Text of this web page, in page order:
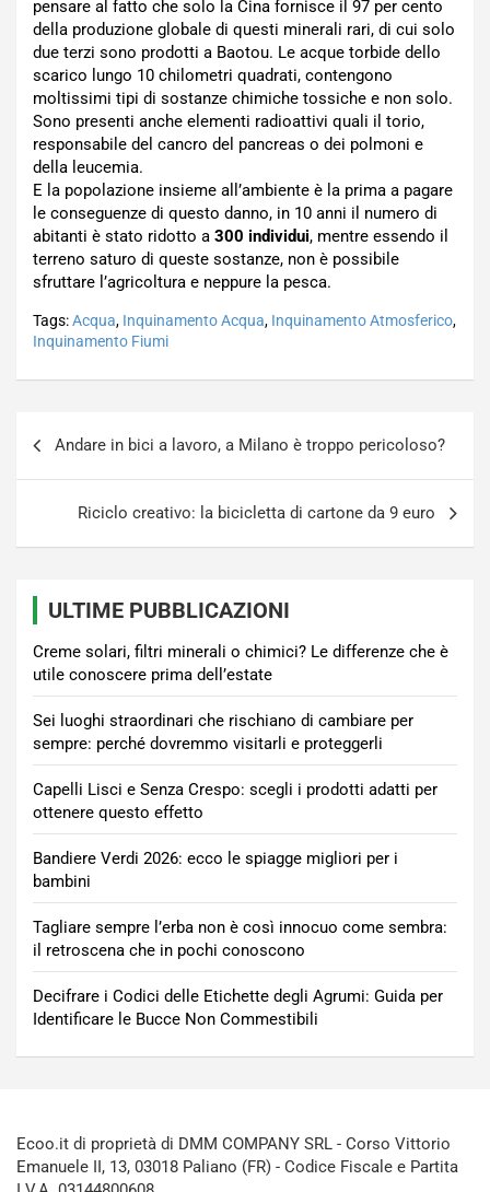
pensare al fatto che solo la Cina fornisce il 97 per cento
della produzione globale di questi minerali rari, di cui solo
due terzi sono prodotti a Baotou. Le acque torbide dello
scarico lungo 10 chilometri quadrati, contengono
moltissimi tipi di sostanze chimiche tossiche e non solo.
Sono presenti anche elementi radioattivi quali il torio,
responsabile del cancro del pancreas o dei polmoni e
della leucemia.
E la popolazione insieme all’ambiente è la prima a pagare
le conseguenze di questo danno, in 10 anni il numero di
abitanti è stato ridotto a 300 individui, mentre essendo il
terreno saturo di queste sostanze, non è possibile
sfruttare l’agricoltura e neppure la pesca.
Tags:Acqua, Inquinamento Acqua, Inquinamento Atmosferico,
Inquinamento Fiumi
Andare in bici a lavoro, a Milano è troppo pericoloso?
Riciclo creativo: la bicicletta di cartone da 9 euro
ULTIME PUBBLICAZIONI
Creme solari, filtri minerali o chimici? Le differenze che è
utile conoscere prima dell’estate
Sei luoghi straordinari che rischiano di cambiare per
sempre: perché dovremmo visitarli e proteggerli
Capelli Lisci e Senza Crespo: scegli i prodotti adatti per
ottenere questo effetto
Bandiere Verdi 2026: ecco le spiagge migliori per i
bambini
Tagliare sempre l’erba non è così innocuo come sembra:
il retroscena che in pochi conoscono
Decifrare i Codici delle Etichette degli Agrumi: Guida per
Identificare le Bucce Non Commestibili
Ecoo.it di proprietà di DMM COMPANY SRL - Corso Vittorio
Emanuele II, 13, 03018 Paliano (FR) - Codice Fiscale e Partita